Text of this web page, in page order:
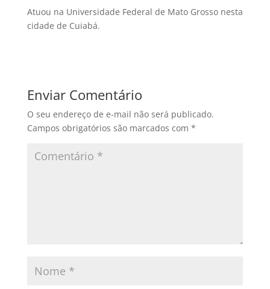
Atuou na Universidade Federal de Mato Grosso nesta
cidade de Cuiabá.
Enviar Comentário
O seu endereço de e-mail não será publicado.
Campos obrigatórios são marcados com *